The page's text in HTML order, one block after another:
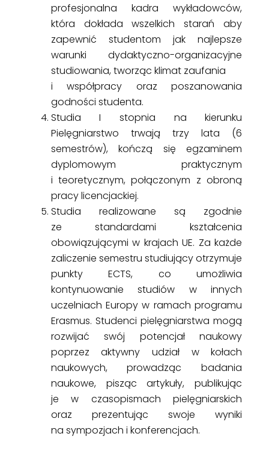
profesjonalna kadra wykładowców,
która dokłada wszelkich starań aby
zapewnić studentom jak najlepsze
warunki dydaktyczno-organizacyjne
studiowania, tworząc klimat zaufania
i współpracy oraz poszanowania
godności studenta.
Studia I stopnia na kierunku
Pielęgniarstwo trwają trzy lata (6
semestrów), kończą się egzaminem
dyplomowym praktycznym
i teoretycznym, połączonym z obroną
pracy licencjackiej.
Studia realizowane są zgodnie
ze standardami kształcenia
obowiązującymi w krajach UE. Za każde
zaliczenie semestru studiujący otrzymuje
punkty ECTS, co umożliwia
kontynuowanie studiów w innych
uczelniach Europy w ramach programu
Erasmus. Studenci pielęgniarstwa mogą
rozwijać swój potencjał naukowy
poprzez aktywny udział w kołach
naukowych, prowadząc badania
naukowe, pisząc artykuły, publikując
je w czasopismach pielęgniarskich
oraz prezentując swoje wyniki
na sympozjach i konferencjach.